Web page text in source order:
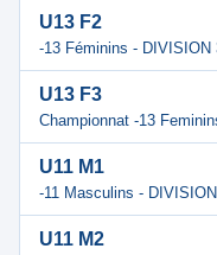
U13 F2
-13 Féminins - DIVISION
U13 F3
Championnat -13
U11 M1
-11 Masculins -
U11 M2